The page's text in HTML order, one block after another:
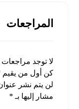
المراجعات
لا توجد مراجعات
كن أول من يقيم
لن يتم نشر
مشار إليها بـ *